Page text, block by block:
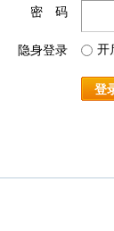
密 码
隐身登录 开
登